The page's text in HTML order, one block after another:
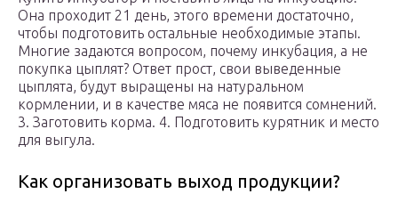
Она проходит 21 день, этого времени достаточно,
чтобы подготовить остальные необходимые этапы.
Многие задаются вопросом, почему инкубация, а не
покупка цыплят? Ответ прост, свои выведенные
цыплята, будут выращены на натуральном
кормлении, и в качестве мяса не появится сомнений.
3. Заготовить корма. 4. Подготовить курятник и место
для выгула.
Как организовать выход продукции?